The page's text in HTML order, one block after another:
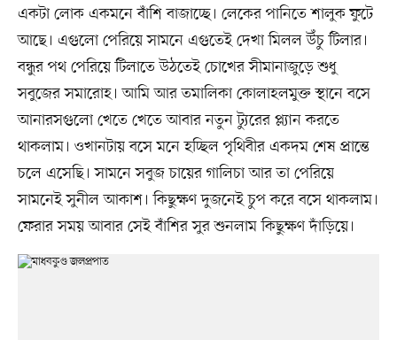
একটা লোক একমনে বাঁশি বাজাচ্ছে। লেকের পানিতে শালুক ফুটে
আছে। এগুলো পেরিয়ে সামনে এগুতেই দেখা মিলল উঁচু টিলার।
বন্ধুর পথ পেরিয়ে টিলাতে উঠতেই চোখের সীমানাজুড়ে শুধু
সবুজের সমারোহ। আমি আর তমালিকা কোলাহলমুক্ত স্থানে বসে
আনারসগুলো খেতে খেতে আবার নতুন ট্যুরের প্ল্যান করতে
থাকলাম। ওখানটায় বসে মনে হচ্ছিল পৃথিবীর একদম শেষ প্রান্তে
চলে এসেছি। সামনে সবুজ চায়ের গালিচা আর তা পেরিয়ে
সামনেই সুনীল আকাশ। কিছুক্ষণ দুজনেই চুপ করে বসে থাকলাম।
ফেরার সময় আবার সেই বাঁশির সুর ‍শুনলাম কিছুক্ষণ দাঁড়িয়ে।